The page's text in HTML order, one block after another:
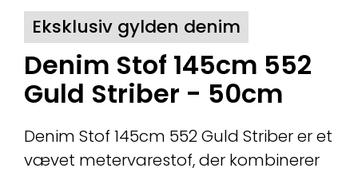
Eksklusiv gylden denim
Denim Stof 145cm 552
Guld Striber - 50cm
Denim Stof 145cm 552 Guld Striber er et
vævet metervarestof, der kombinerer